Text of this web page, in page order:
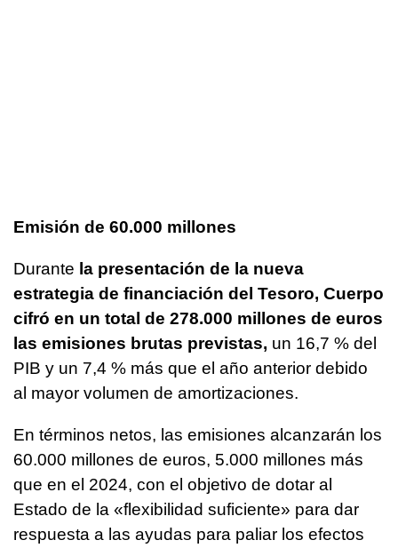
Emisión de 60.000 millones
Durante la presentación de la nueva
estrategia de financiación del Tesoro, Cuerpo
cifró en un total de 278.000 millones de euros
las emisiones brutas previstas, un 16,7 % del
PIB y un 7,4 % más que el año anterior debido
al mayor volumen de amortizaciones.
En términos netos, las emisiones alcanzarán los
60.000 millones de euros, 5.000 millones más
que en el 2024, con el objetivo de dotar al
Estado de la «flexibilidad suficiente» para dar
respuesta a las ayudas para paliar los efectos